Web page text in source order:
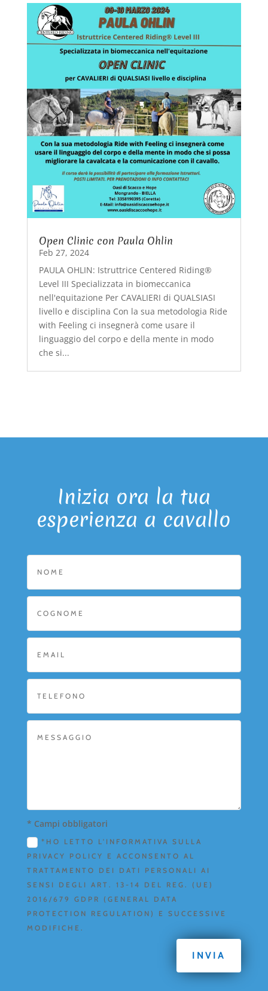
Open Clinic con Paula Ohlin
Feb 27, 2024
PAULA OHLIN: Istruttrice Centered Riding®
Level III Specializzata in biomeccanica
nell'equitazione Per CAVALIERI di QUALSIASI
livello e disciplina Con la sua metodologia Ride
with Feeling ci insegnerà come usare il
linguaggio del corpo e della mente in modo
che si...
Inizia ora la tua
esperienza a cavallo
* Campi obbligatori
*HO LETTO L'INFORMATIVA SULLA
PRIVACY POLICY E ACCONSENTO AL
TRATTAMENTO DEI DATI PERSONALI AI
SENSI DEGLI ART. 13-14 DEL REG. (UE)
2016/679 GDPR (GENERAL DATA
PROTECTION REGULATION) E SUCCESSIVE
MODIFICHE.
INVIA